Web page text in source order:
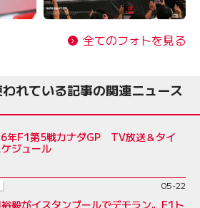
全てのフォトを見る
れている記事の関連ニュース
年F1第5戦カナダGP TV放送＆タイ
ジュール
05-22
毅がイスタンブールでデモラン。F1ト